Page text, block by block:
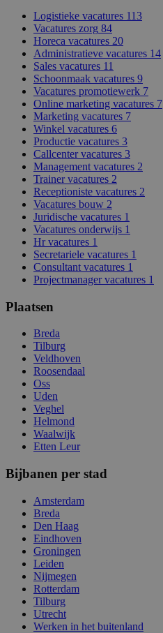
Logistieke vacatures 113
Vacatures zorg 84
Horeca vacatures 20
Administratieve vacatures 14
Sales vacatures 11
Schoonmaak vacatures 9
Vacatures promotiewerk 7
Online marketing vacatures 7
Marketing vacatures 7
Winkel vacatures 6
Productie vacatures 3
Callcenter vacatures 3
Management vacatures 2
Trainer vacatures 2
Receptioniste vacatures 2
Vacatures bouw 2
Juridische vacatures 1
Vacatures onderwijs 1
Hr vacatures 1
Secretariele vacatures 1
Consultant vacatures 1
Projectmanager vacatures 1
Plaatsen
Breda
Tilburg
Veldhoven
Roosendaal
Oss
Uden
Veghel
Helmond
Waalwijk
Etten Leur
Bijbanen per stad
Amsterdam
Breda
Den Haag
Eindhoven
Groningen
Leiden
Nijmegen
Rotterdam
Tilburg
Utrecht
Werken in het buitenland